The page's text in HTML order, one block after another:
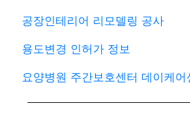
공장인테리어 리모델링 공사
용도변경 인허가 정보
요양병원 주간보호센터 데이케